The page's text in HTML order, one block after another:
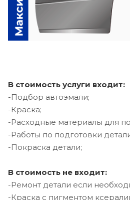
В стоимость услуги входит:
-Подбор автоэмали;
-Краска;
-Расходные материалы для
-Работы по подготовки
-Покраска детали;
В стоимость не входит:
-Ремонт детали если
-Краска с пигментом